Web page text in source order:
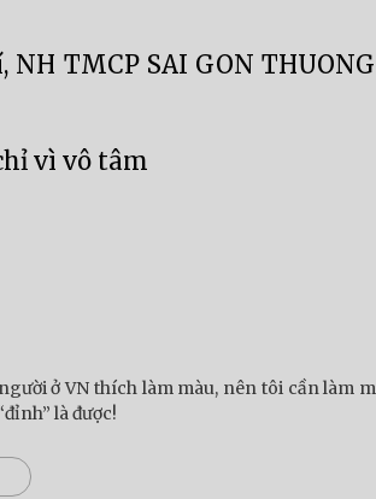
TMCP SAI GON
vì vô tâm
ở VN thích làm màu, nên tôi cần làm
là được!